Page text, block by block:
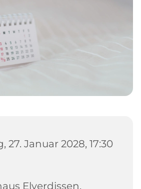
27. Januar 2028, 17:30
Elverdissen,